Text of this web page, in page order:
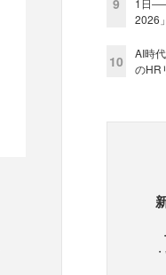
1日
2026
10
AI時
のHR